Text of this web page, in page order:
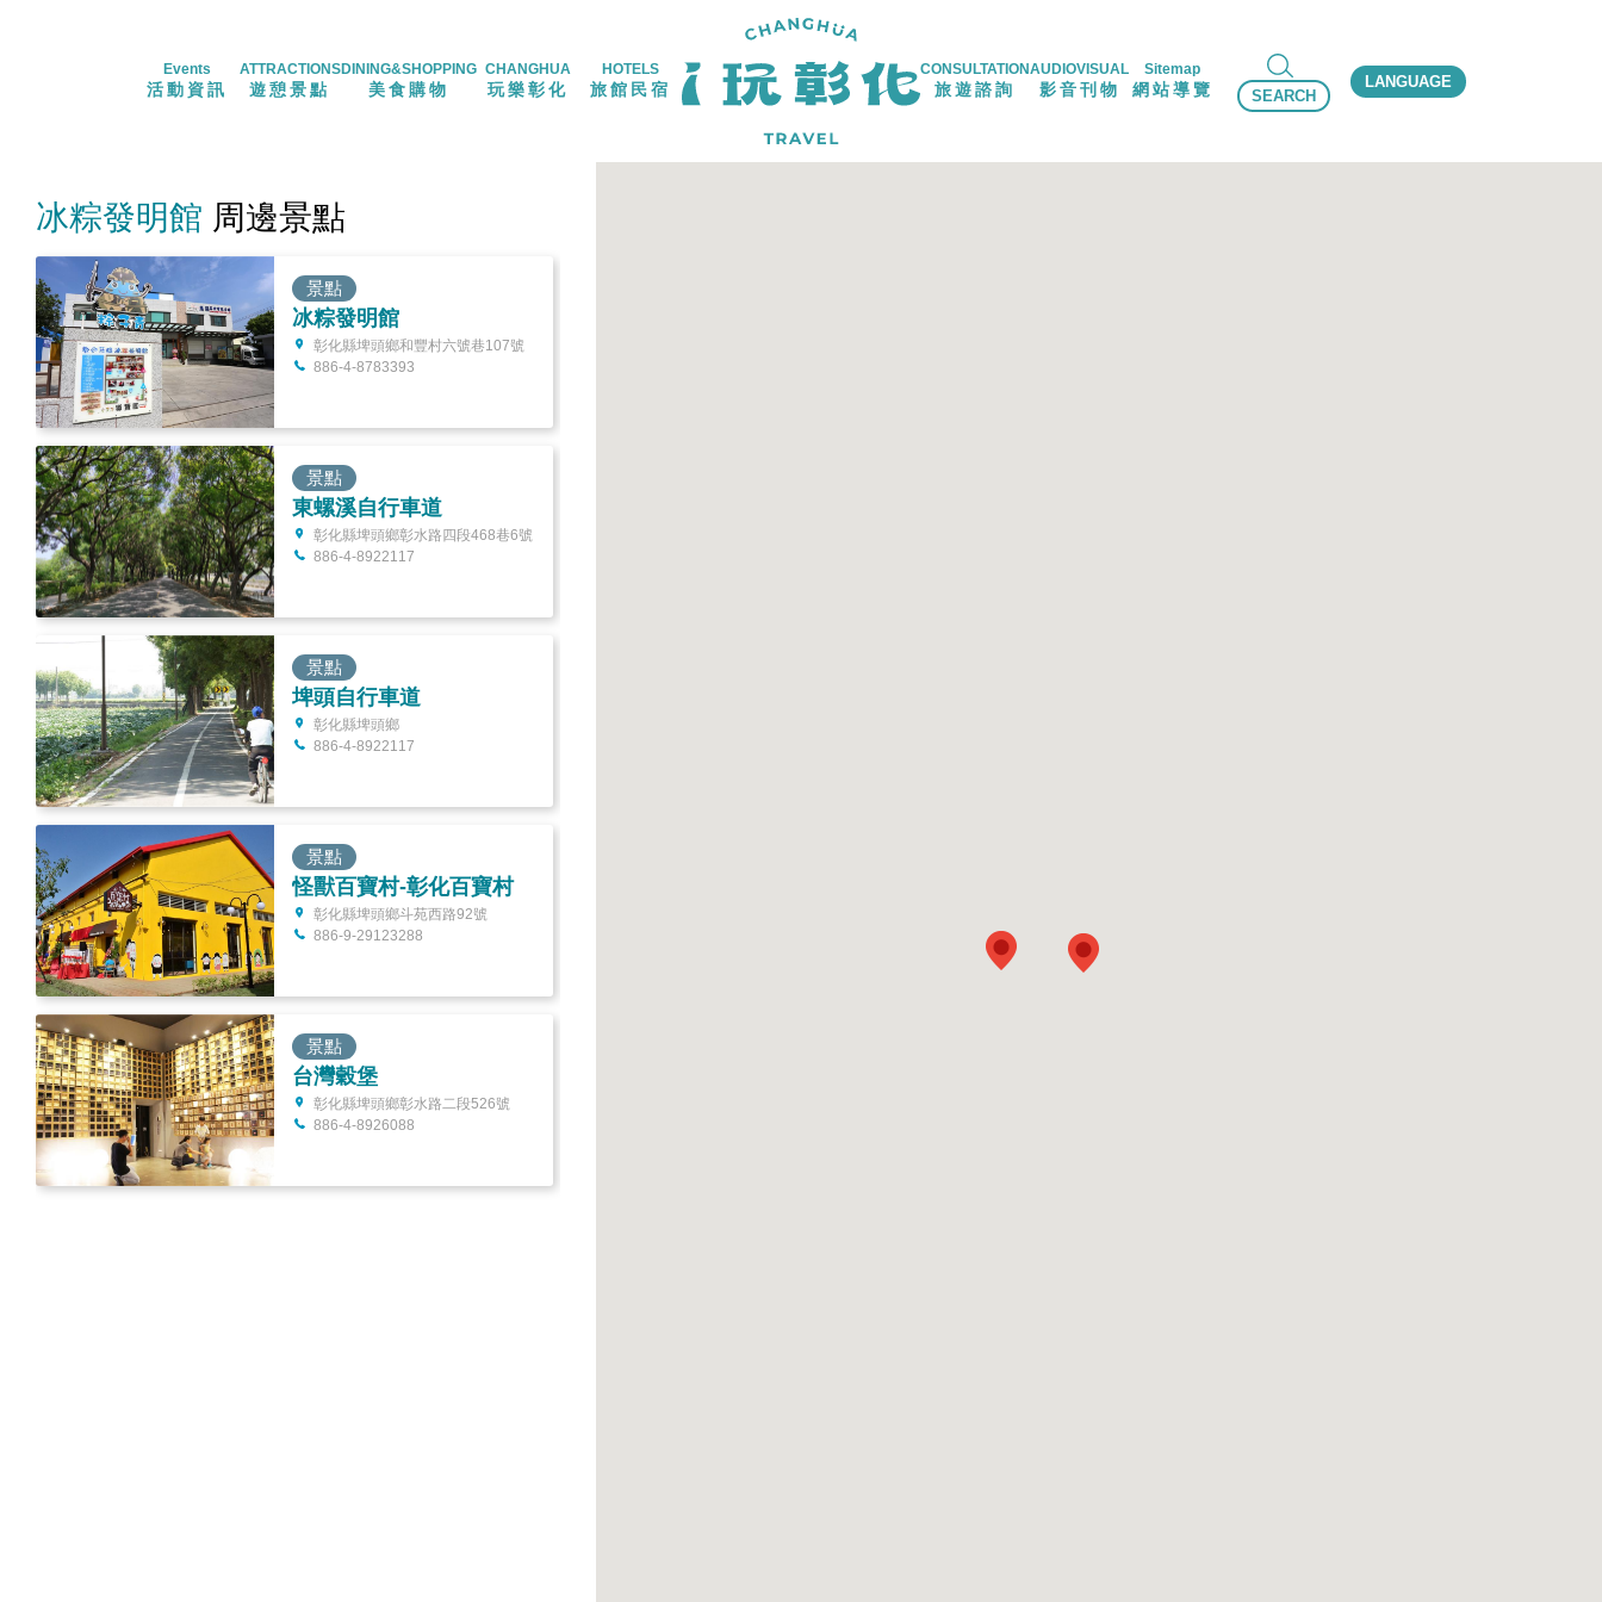
Events
活動資訊
ATTRACTIONS
遊憩景點
DINING&SHOPPING
美食購物
CHANGHUA
玩樂彰化
HOTELS
旅館民宿
CONSULTATION
旅遊諮詢
AUDIOVISUAL
影音刊物
Sitemap
網站導覽 SEARCH
LANGUAGE
冰粽發明館 周邊景點
景點
冰粽發明館
彰化縣埤頭鄉和豐村六號巷107號
886-4-8783393
景點
東螺溪自行車道
彰化縣埤頭鄉彰水路四段468巷6號
886-4-8922117
景點
埤頭自行車道
彰化縣埤頭鄉
886-4-8922117
景點
怪獸百寶村-彰化百寶村
彰化縣埤頭鄉斗苑西路92號
886-9-29123288
景點
台灣穀堡
彰化縣埤頭鄉彰水路二段526號
886-4-8926088